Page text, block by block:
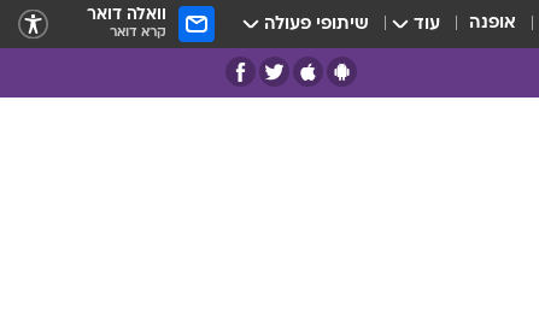
אופנה עוד שיתופי פעולה וואלה דואר
קרא דואר